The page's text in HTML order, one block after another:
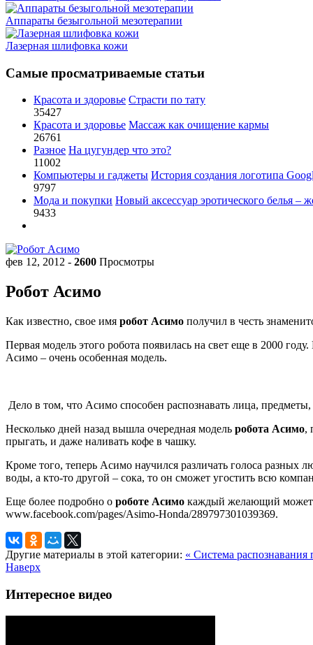
Аппараты безыгольной мезотерапии
Лазерная шлифовка кожи
Самые просматриваемые статьи
Красота и здоровье Страсти по тату
35427
Красота и здоровье Массаж как очищение кармы
26761
Разное На цугундер что это?
11002
Компьютеры и гаджеты История создания логотипа
9797
Мода и покупки Новый аксессуар эротического белья –
9433
фев 12, 2012 - 2600 Просмотры
Робот Асимо
Как известно, свое имя робот Асимо получил в честь
Первая модель этого робота появилась на свет еще в 2000
Асимо – очень особенная модель.
Дело в том, что Асимо способен распознавать лица,
Несколько дней назад вышла очередная модель робота Асимо,
прыгать, и даже наливать кофе в чашку.
Кроме того, теперь Асимо научился различать голоса
воды, а кто-то другой – сока, то он сможет угостить всю
Еще более подробно о роботе Асимо каждый желающий может
www.facebook.com/pages/Asimo-Honda/289797301039369.
Другие материалы в этой категории: « Система
Наверх
Интересное видео